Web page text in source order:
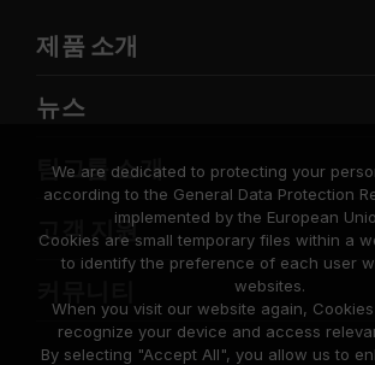
제품 소개
뉴스
팀그룹 소개
고객 지원
We are dedicated to protecting your
according to the General Data Protection
implemented by the European
Cookies are small temporary files within a
to identify the preference of each user
websites.
When you visit our website again,
recognize your device and access
By selecting "Accept All", you allow us to